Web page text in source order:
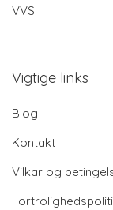
VVS
Vigtige links
Blog
Kontakt
Vilkar og